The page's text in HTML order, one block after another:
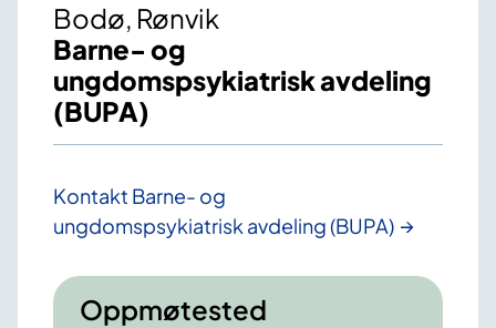
Bodø, Rønvik
Barne- og
ungdomspsykiatrisk avdeling
(BUPA)
Kontakt Barne- og
ungdomspsykiatrisk avdeling (BUPA)
Oppmøtested